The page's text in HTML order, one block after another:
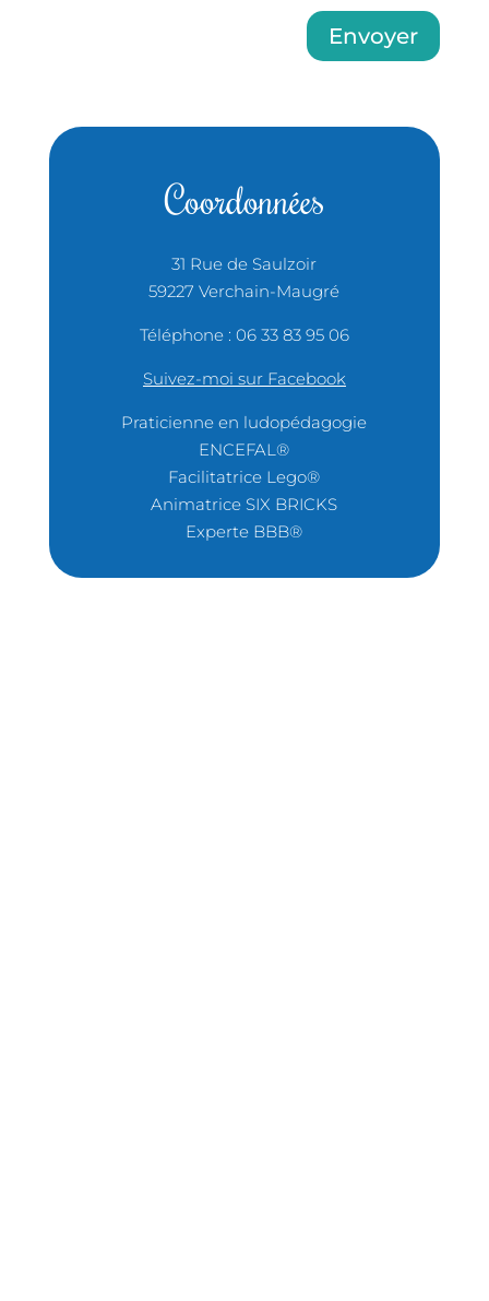
Envoyer
Coordonnées
31 Rue de Saulzoir
59227 Verchain-Maugré
Téléphone : 06 33 83 95 06
Suivez-moi sur Facebook
Praticienne en ludopédagogie
ENCEFAL®
Facilitatrice Lego®
Animatrice SIX BRICKS
Experte BBB®